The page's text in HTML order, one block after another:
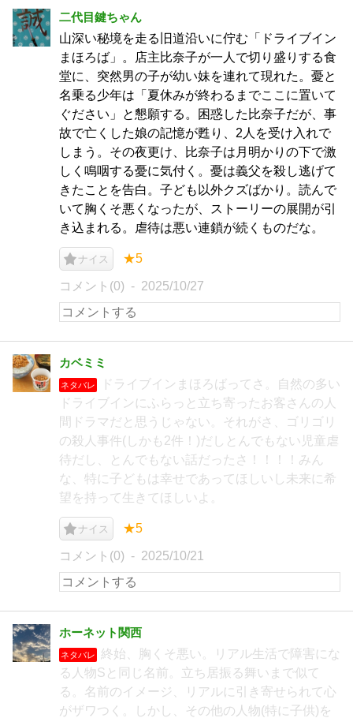
二代目鍵ちゃん
山深い秘境を走る旧道沿いに佇む「ドライブイン
まほろば」。店主比奈子が一人で切り盛りする食
堂に、突然男の子が幼い妹を連れて現れた。憂と
名乗る少年は「夏休みが終わるまでここに置いて
ぐださい」と懇願する。困惑した比奈子だが、事
故で亡くした娘の記憶が甦り、2人を受け入れで
しまう。その夜更け、比奈子は月明かりの下で激
しく鳴咽する憂に気付く。憂は義父を殺し逃げて
きたことを告白。子ども以外クズばかり。読んで
いて胸くそ悪くなったが、ストーリーの展開が引
き込まれる。虐待は悪い連鎖が続くものだな。
ナイス ★5
コメント(0) 2025/10/27
カベミミ
ネタバレ
ドライブインまほろばってさ。自然の多い
ドライブインにふらっと立ち寄ったお客さんの人
間ドラマだと思うじゃない。それがさ、ゴリゴリ
の殺人事件(しかも2件！)だしとんでもない児童虐
待だし、とんでもない話だったさ！！！！みん
な、特に子どもは幸せであってほしいし未来に希
望を持って生きてほしいよ。
ナイス ★5
コメント(0) 2025/10/21
ホーネット関西
ネタバレ
終始、胸くそ悪い。リアル生活で障害にな
る人物Sと同じ名前。立ち居振る舞いまで似て
る。名前のイメージ、リアルに引き寄せられて心
がザワつく。しかし、その他の人物(特に子供)を